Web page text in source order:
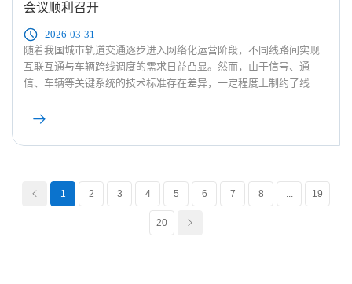
会议顺利召开
2026-03-31
随着我国城市轨道交通逐步进入网络化运营阶段，不同线路间实现
互联互通与车辆跨线调度的需求日益凸显。然而，由于信号、通
信、车辆等关键系统的技术标准存在差异，一定程度上制约了线路
< 1 2 3 4 5 6 7 8 ... 19
20 >